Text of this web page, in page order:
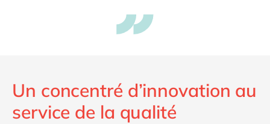
Un concentré d’innovation au
service de la qualité